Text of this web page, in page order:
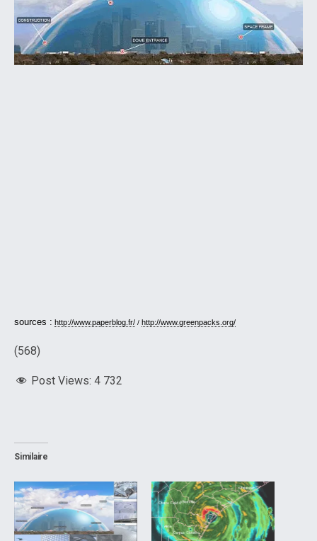
sources : http://www.paperblog.fr/ / http://www.greenpacks.org/
(568)
Post Views: 4 732
Similaire